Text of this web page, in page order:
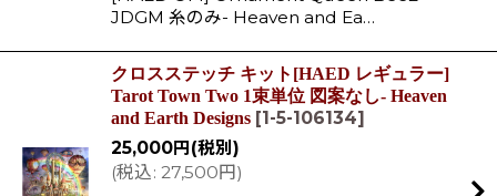
JDGM 糸のみ- Heaven and Ea…
クロスステッチ キット[HAED レギュラー]
Tarot Town Two 1束単位 図案なし- Heaven
and Earth Designs [1-5-106134]
25,000円 (税別)
(税込: 27,500円 )